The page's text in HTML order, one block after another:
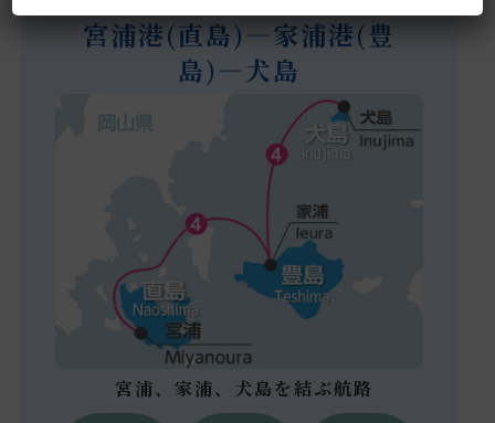
宮浦港(直島)―家浦港(豊
島)―犬島
Miyanoura Ieura Inujima route
宮浦、家浦、犬島を結ぶ航路